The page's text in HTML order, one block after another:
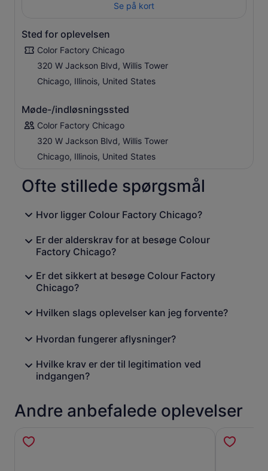
Se på kort
Sted for oplevelsen
Color Factory Chicago
320 W Jackson Blvd, Willis Tower
Chicago, Illinois, United States
Møde-/indløsningssted
Color Factory Chicago
320 W Jackson Blvd, Willis Tower
Chicago, Illinois, United States
Ofte stillede spørgsmål
Hvor ligger Colour Factory Chicago?
Er der alderskrav for at besøge Colour
Factory Chicago?
Er det sikkert at besøge Colour Factory
Chicago?
Hvilken slags oplevelser kan jeg forvente?
Hvordan fungerer aflysninger?
Hvilke krav er der til legitimation ved
indgangen?
Andre anbefalede oplevelser